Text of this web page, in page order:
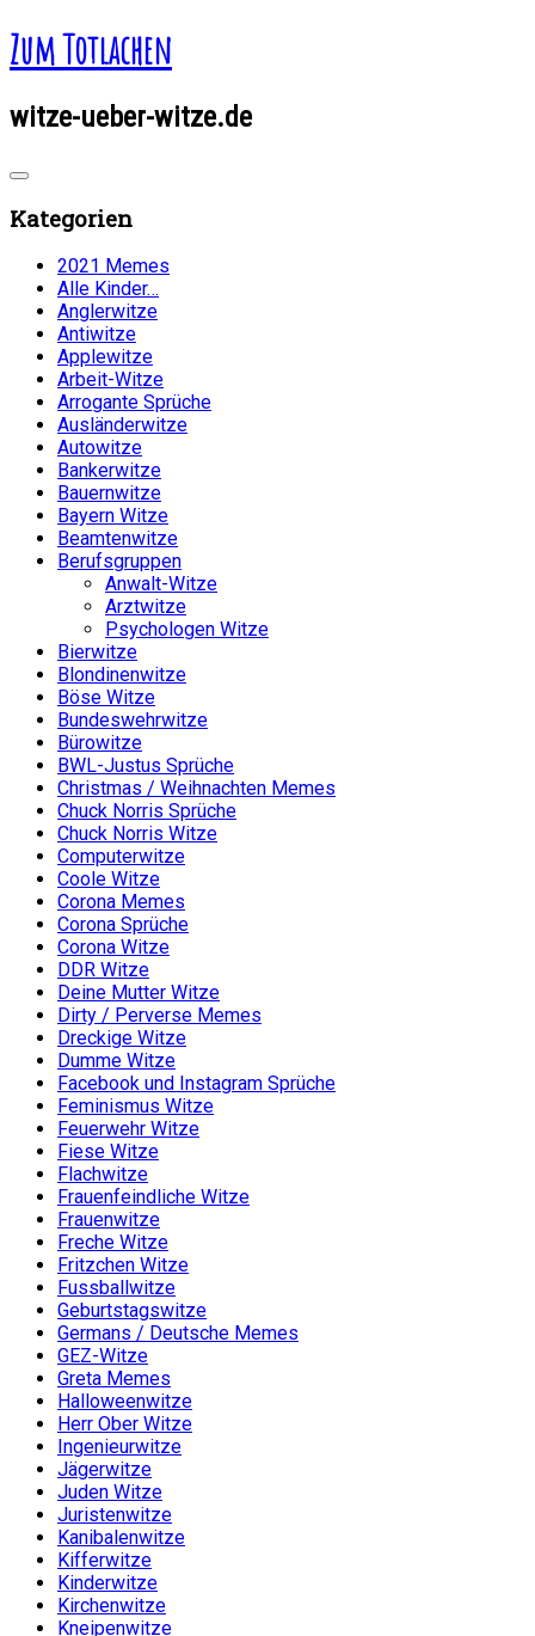
Zum Totlachen
witze-ueber-witze.de
Kategorien
2021 Memes
Alle Kinder…
Anglerwitze
Antiwitze
Applewitze
Arbeit-Witze
Arrogante Sprüche
Ausländerwitze
Autowitze
Bankerwitze
Bauernwitze
Bayern Witze
Beamtenwitze
Berufsgruppen
Anwalt-Witze
Arztwitze
Psychologen Witze
Bierwitze
Blondinenwitze
Böse Witze
Bundeswehrwitze
Bürowitze
BWL-Justus Sprüche
Christmas / Weihnachten Memes
Chuck Norris Sprüche
Chuck Norris Witze
Computerwitze
Coole Witze
Corona Memes
Corona Sprüche
Corona Witze
DDR Witze
Deine Mutter Witze
Dirty / Perverse Memes
Dreckige Witze
Dumme Witze
Facebook und Instagram Sprüche
Feminismus Witze
Feuerwehr Witze
Fiese Witze
Flachwitze
Frauenfeindliche Witze
Frauenwitze
Freche Witze
Fritzchen Witze
Fussballwitze
Geburtstagswitze
Germans / Deutsche Memes
GEZ-Witze
Greta Memes
Halloweenwitze
Herr Ober Witze
Ingenieurwitze
Jägerwitze
Juden Witze
Juristenwitze
Kanibalenwitze
Kifferwitze
Kinderwitze
Kirchenwitze
Kneipenwitze